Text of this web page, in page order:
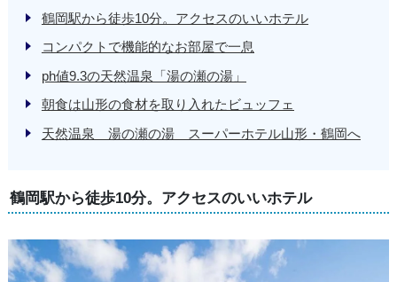
鶴岡駅から徒歩10分。アクセスのいいホテル
コンパクトで機能的なお部屋で一息
ph値9.3の天然温泉「湯の瀬の湯」
朝食は山形の食材を取り入れたビュッフェ
天然温泉 湯の瀬の湯 スーパーホテル山形・鶴岡へ
鶴岡駅から徒歩10分。アクセスのいいホテル